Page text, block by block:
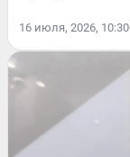
16 июля, 2026, 10:30